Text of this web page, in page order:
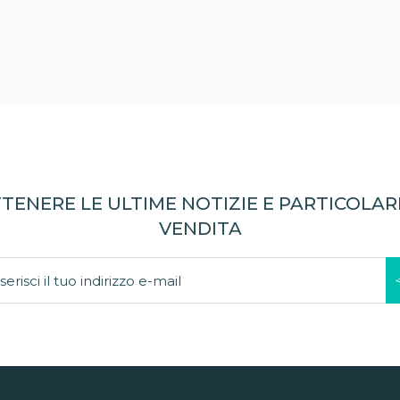
LE ULTIME NOTIZIE E
VENDITA